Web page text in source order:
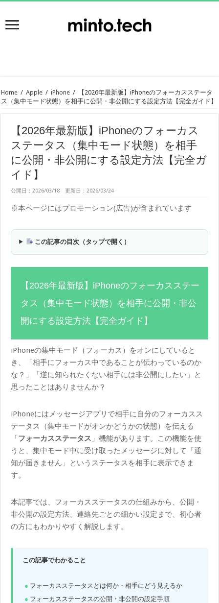
Home / Apple / iPhone /
【2026年最新版】iPhoneのフォーカスステータ
ス（集中モード状態）を相手に公開・非公開にする設定方法【完全ガイド】
【2026年最新版】iPhoneのフォーカス
ステータス（集中モード状態）を相手
に公開・非公開にする設定方法【完全ガ
イド】
公開日：2026/03/18 更新日：2026/03/24
※本ページにはプロモーション(広告)が含まれています
この記事の目次（タップで開く）
【2026年最新版】iPhoneのフォーカスステー
タス（集中モード状態）を相手に公開・非公
開にする設定方法【完全ガイド】
iPhoneの集中モード（フォーカス）をオンにしていると
き、「相手にフォーカス中であることが伝わっているのか
な？」「逆に知られたくない相手には非公開にしたい」と
思ったことはありませんか？
iPhoneにはメッセージアプリで相手に自分のフォーカスス
テータス（集中モードがオンかどうかの状態）を伝える
「フォーカスステータス 」機能があります。この機能を使
うと、集中モード中に受け取ったメッセージに対して「通
知が届きません」というステータスを相手に表示できま
す。
本記事では、フォーカスステータスの仕組みから、公開・
非公開の設定方法、連絡先ごとの細かい設定まで、初心者
の方にもわかりやすく解説します。
この記事でわかること
フォーカスステータスとは何か・相手にどう見えるか
フォーカスステータスの公開・非公開の設定手順